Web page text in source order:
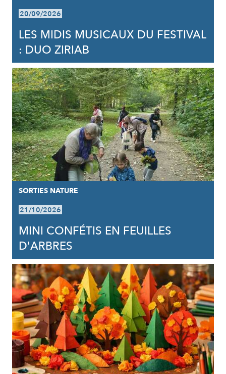
20/09/2026
LES MIDIS MUSICAUX DU FESTIVAL
: DUO ZIRIAB
SORTIES NATURE
21/10/2026
MINI CONFÉTIS EN FEUILLES
D'ARBRES